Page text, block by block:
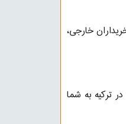
خارجی،
ترکیه به شما